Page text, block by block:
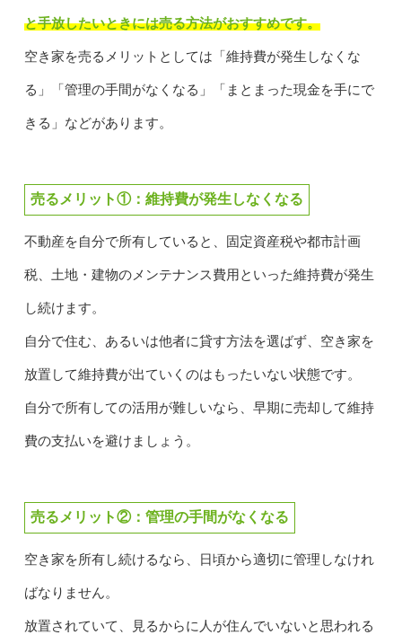
と手放したいときには売る方法がおすすめです。
空き家を売るメリットとしては「維持費が発生しなくな
る」「管理の手間がなくなる」「まとまった現金を手にで
きる」などがあります。
売るメリット①：維持費が発生しなくなる
不動産を自分で所有していると、固定資産税や都市計画
税、土地・建物のメンテナンス費用といった維持費が発生
し続けます。
自分で住む、あるいは他者に貸す方法を選ばず、空き家を
放置して維持費が出ていくのはもったいない状態です。
自分で所有しての活用が難しいなら、早期に売却して維持
費の支払いを避けましょう。
売るメリット②：管理の手間がなくなる
空き家を所有し続けるなら、日頃から適切に管理しなけれ
ばなりません。
放置されていて、見るからに人が住んでいないと思われる